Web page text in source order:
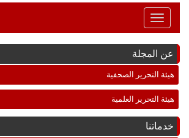
Toggle
Navigation
عن المجلة
هيئة التحرير الصحفية
هيئة التحرير العلمية
خدماتنا